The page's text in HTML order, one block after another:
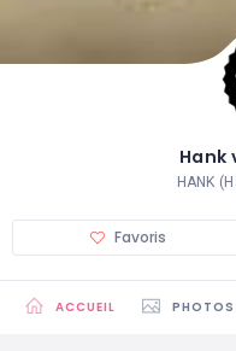
Hank
HANK
Favoris
ACCUEIL PHOTOS